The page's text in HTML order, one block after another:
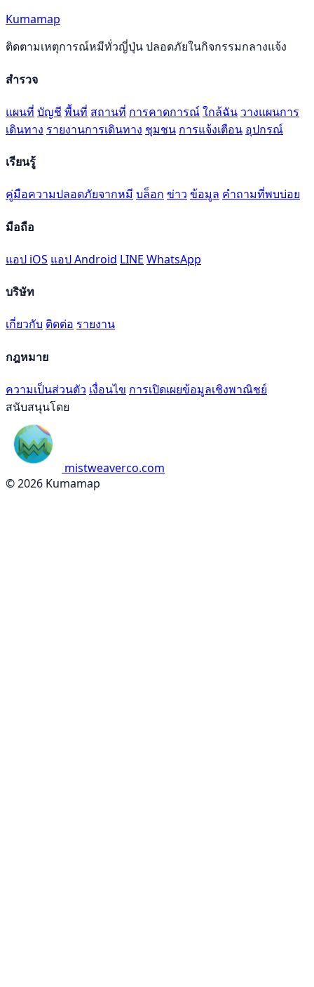
Kumamap
ติดตามเหตุการณ์หมีทั่วญี่ปุ่น ปลอดภัยในกิจกรรมกลางแจ้ง
สำรวจ
แผนที่ บัญชี พื้นที่ สถานที่ การคาดการณ์ใกล้ฉัน วางแผนการ
เดินทาง รายงานการเดินทาง ชุมชน การแจ้งเตือน อุปกรณ์
เรียนรู้
คู่มือความปลอดภัยจากหมี บล็อก ข่าว ข้อมูล คำถามที่พบบ่อย
มือถือ
แอป iOS แอป Android LINE WhatsApp
บริษัท
เกี่ยวกับ ติดต่อ รายงาน
กฎหมาย
ความเป็นส่วนตัว เงื่อนไข การเปิดเผยข้อมูลเชิงพาณิชย์
สนับสนุนโดย
mistweaverco.com
© 2026 Kumamap